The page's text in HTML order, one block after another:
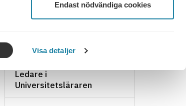
Visa detaljer
Endast nödvändiga cookies
NYHETSARKIV
Ledare i
Universitetsläraren